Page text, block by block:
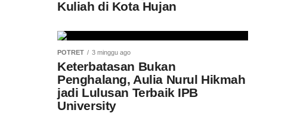
Kuliah di Kota Hujan
POTRET 3 minggu ago
Keterbatasan Bukan
Penghalang, Aulia Nurul Hikmah
jadi Lulusan Terbaik IPB
University